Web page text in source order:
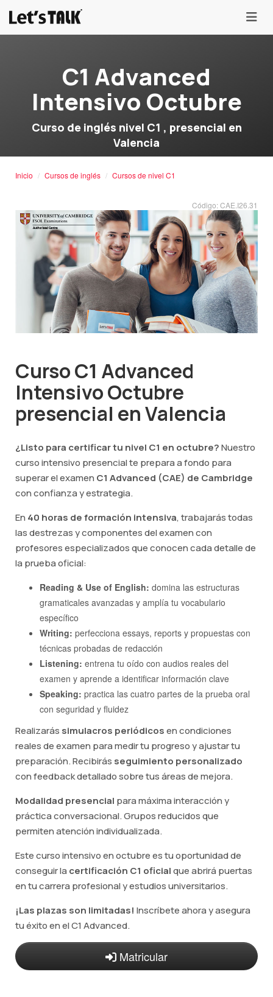
menu
C1 Advanced
Intensivo Octubre
Curso de inglés nivel C1 , presencial en
Valencia
Inicio Cursos de inglés Cursos de nivel C1
Código: CAE.I26.31
Curso C1 Advanced
Intensivo Octubre
presencial en Valencia
¿Listo para certificar tu nivel C1 en octubre?Nuestro
curso intensivo presencial te prepara a fondo para
superar el examen C1 Advanced (CAE) de Cambridge
con confianza y estrategia.
En 40 horas de formación intensiva, trabajarás todas
las destrezas y componentes del examen con
profesores especializados que conocen cada detalle de
la prueba oficial:
Reading & Use of English: domina las estructuras
gramaticales avanzadas y amplía tu vocabulario
específico
Writing: perfecciona essays, reports y propuestas con
técnicas probadas de redacción
Listening: entrena tu oído con audios reales del
examen y aprende a identificar información clave
Speaking: practica las cuatro partes de la prueba oral
con seguridad y fluidez
Realizarás simulacros periódicosen condiciones
reales de examen para medir tu progreso y ajustar tu
preparación. Recibirás seguimiento personalizado
con feedback detallado sobre tus áreas de mejora.
Modalidad presencial para máxima interacción y
práctica conversacional. Grupos reducidos que
permiten atención individualizada.
Este curso intensivo en octubre es tu oportunidad de
conseguir la certificación C1 oficialque abrirá puertas
en tu carrera profesional y estudios universitarios.
¡Las plazas son limitadas! Inscríbete ahora y asegura
tu éxito en el C1 Advanced.
Matricular